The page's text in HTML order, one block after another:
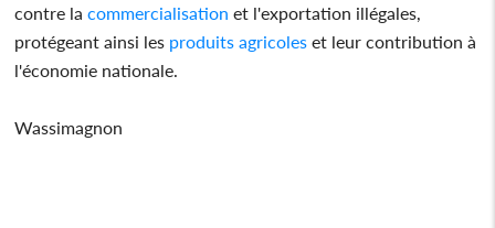
contre la commercialisation et l'exportation illégales,
protégeant ainsi les produits agricoles et leur contribution à
l'économie nationale.
Wassimagnon